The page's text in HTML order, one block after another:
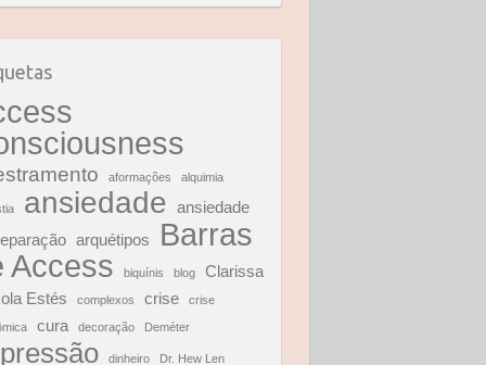
aformações alquimia
ansiedade ansiedade
arquétipos
Barras
Access
biquínis blog
Clarissa
Estés
complexos crise crise
cura decoração Deméter
dinheiro Dr. Hew Len